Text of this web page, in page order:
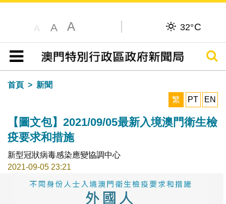
A A A 32°C
目錄
搜尋
首頁
新聞
繁
PT EN
【圖文包】2021/09/05最新入境澳門衛生檢
疫要求和措施
新型冠狀病毒感染應變協調中心
2021-09-05 23:21